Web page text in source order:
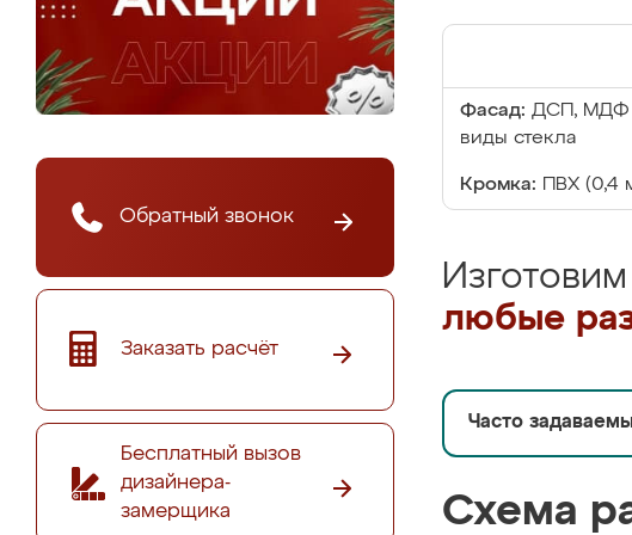
Обратный звонок
Заказать расчёт
Бесплатный вызов
дизайнера-
замерщика
Фасад: ДСП, МДФ
виды стекла
Кромка: ПВХ (0,4
любые
Часто
Схема